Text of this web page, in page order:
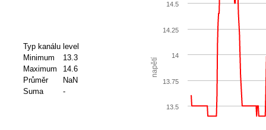
Typ kanálu level
Minimum
13.3
Maximum
14.6
Průměr
NaN
Suma
-
napětí
13.5
13.75
14
14.25
14.5